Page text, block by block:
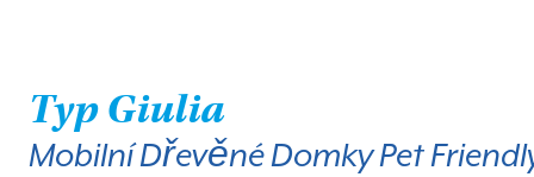
Typ Giulia
Mobilní Dřevěné Domky Pet